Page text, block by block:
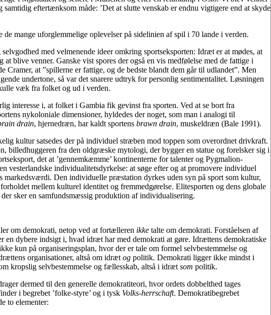
samtidig eftertænksom måde: ’Det at slutte venskab er endnu vigtigere end at skyde
mange uforglemmelige oplevelser på sidelinien af spil i 70 lande i verden.
med velmenende ideer omkring sportseksporten: Idræt er at mødes, at
at blive venner. Ganske vist spores der også en vis medfølelse med de fattige i
Cramer, at ”spillerne er fattige, og de bedste blandt dem går til udlandet”. Men
undertone, så var det snarere udtryk for personlig sentimentalitet. Løsningen
væk fra folket og ud i verden.
interesse i, at folket i Gambia fik gevinst fra sporten. Ved at se bort fra
nykoloniale dimensioner, hyldedes der noget, som man i analogi til
drain, hjernedræn, har kaldt sportens brawn drain, muskeldræn (Bale 1991).
kultur satsedes der på individuel stræben mod toppen som overordnet drivkraft.
billedhuggeren fra den oldgræske mytologi, der bygger en statue og forelsker sig i
det at ’gennemkæmme’ kontinenterne for talenter og Pygmalion-
vesterlandske individualitetsdyrkelse: at søge efter og at promovere individuel
markedsværdi. Den individuelle præstation dyrkes uden syn på sport som kultur,
mellem kulturel identitet og fremmedgørelse. Elitesporten og dens globale
sker en samfundsmæssig produktion af individualisering.
om demokrati, netop ved at fortælleren ikke talte om demokrati. Forståelsen af
en dybere indsigt i, hvad idræt har med demokrati at gøre. Idrættens demokratiske
kun på organiseringsplan, hvor der er tale om formel selvbestemmelse og
organisationer, altså om idræt og politik. Demokrati ligger ikke mindst i
kropslig selvbestemmelse og fællesskab, altså i idræt som politik.
dermed til den generelle demokratiteori, hvor ordets dobbelthed tages
i begrebet ’folke-styre’ og i tysk Volks-herrschaft. Demokratibegrebet
to elementer: